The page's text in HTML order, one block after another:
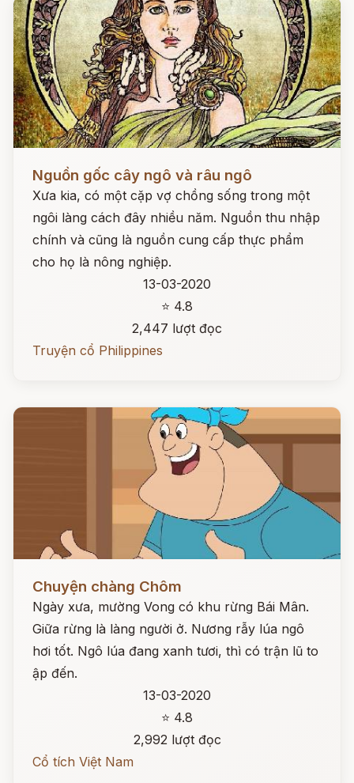
Đọc ngay
Nguồn gốc cây ngô và râu ngô
Xưa kia, có một cặp vợ chồng sống trong một
ngôi làng cách đây nhiều năm. Nguồn thu nhập
chính và cũng là nguồn cung cấp thực phẩm
cho họ là nông nghiệp.
13-03-2020
⭐ 4.8
2,447 lượt đọc
Truyện cổ Philippines
Chuyện chàng Chôm
Ngày xưa, mường Vong có khu rừng Bái Mân.
Giữa rừng là làng người ở. Nương rẫy lúa ngô
hơi tốt. Ngô lúa đang xanh tươi, thì có trận lũ to
ập đến.
13-03-2020
⭐ 4.8
2,992 lượt đọc
Cổ tích Việt Nam